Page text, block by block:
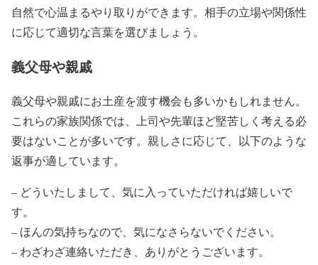
自然で心温まるやり取りができます。相手の立場や関係性
に応じて適切な言葉を選びましょう。
義父母や親戚
義父母や親戚にお土産を渡す機会も多いかもしれません。
これらの家族関係では、上司や先輩ほど堅苦しく考える必
要はないことが多いです。親しさに応じて、以下のような
返事が適しています。
– どういたしまして、気に入っていただければ嬉しいで
す。
– ほんの気持ちなので、気になさらないでください。
– わざわざ連絡いただき、ありがとうございます。